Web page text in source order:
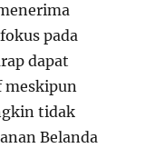
pada
dapat
meskipun
tidak
Belanda